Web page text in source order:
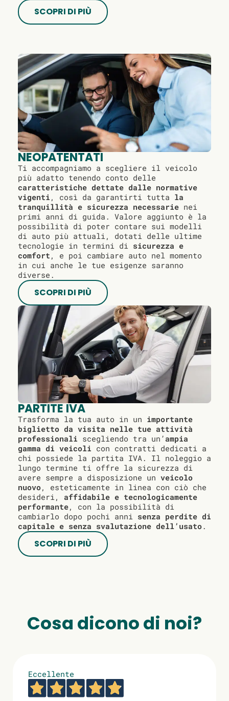
SCOPRI DI PIÙ
NEOPATENTATI
Ti accompagniamo a scegliere il veicolo
più adatto tenendo conto delle
caratteristiche dettate dalle normative
vigenti , così da garantirti tutta la
tranquillità e sicurezza necessarie nei
primi anni di guida. Valore aggiunto è la
possibilità di poter contare sui modelli
di auto più attuali, dotati delle ultime
tecnologie in termini di sicurezza e
comfort , e poi cambiare auto nel momento
in cui anche le tue esigenze saranno
diverse.
SCOPRI DI PIÙ
PARTITE IVA
Trasforma la tua auto in un importante
biglietto da visita nelle tue attività
professionali scegliendo tra un’ ampia
gamma di veicoli con contratti dedicati a
chi possiede la partita IVA. Il noleggio a
lungo termine ti offre la sicurezza di
avere sempre a disposizione un veicolo
nuovo, esteticamente in linea con ciò che
desideri, affidabile e tecnologicamente
performante, con la possibilità di
cambiarlo dopo pochi anni senza perdite di
capitale e senza svalutazione dell’usato.
SCOPRI DI PIÙ
Cosa dicono di noi?
Eccellente